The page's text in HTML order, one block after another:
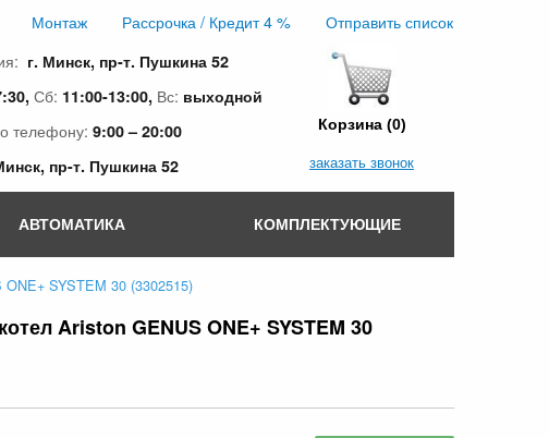
Монтаж Рассрочка / Кредит 4 % Отправить список
г. Минск, пр-т. Пушкина 52
Сб: 11:00-13:00, Вс: выходной
телефону: 9:00 – 20:00
пр-т. Пушкина 52
Корзина (0)
заказать звонок
АВТОМАТИКА КОМПЛЕКТУЮЩИЕ
SYSTEM 30 (3302515)
Ariston GENUS ONE+ SYSTEM 30